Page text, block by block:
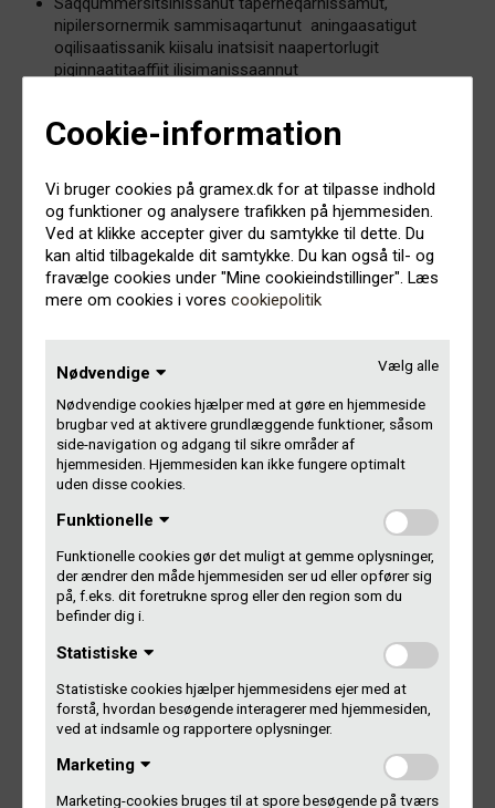
Cookie-information
Vi bruger cookies på gramex.dk for at tilpasse indhold
og funktioner og analysere trafikken på hjemmesiden.
Ved at klikke accepter giver du samtykke til dette. Du
kan altid tilbagekalde dit samtykke. Du kan også til- og
fravælge cookies under "Mine cookieindstillinger". Læs
mere om cookies i vores cookiepolitik
Vælg alle
Nødvendige
Nødvendige cookies hjælper med at gøre en hjemmeside
brugbar ved at aktivere grundlæggende funktioner, såsom
side-navigation og adgang til sikre områder af
hjemmesiden. Hjemmesiden kan ikke fungere optimalt
uden disse cookies.
Funktionelle
Funktionelle cookies gør det muligt at gemme oplysninger,
der ændrer den måde hjemmesiden ser ud eller opfører sig
på, f.eks. dit foretrukne sprog eller den region som du
befinder dig i.
Statistiske
Statistiske cookies hjælper hjemmesidens ejer med at
forstå, hvordan besøgende interagerer med hjemmesiden,
ved at indsamle og rapportere oplysninger.
Marketing
Marketing-cookies bruges til at spore besøgende på tværs
nipilersornermik sammisaqartunut aningaasatigut
oqilisaatissanik kiisalu inatsisit naapertorlugit
piginnaatitaaffiit ilisimanissaannut
Ileqquussarpoq, qinnuteqarnissaq martsip qeqqata
missaanut killeqartartoq. Ulloq killeqarfiusoq, ukiut tamaasa
kalaallit aviisiini tamani erseqqissaatigineqartarpoq,
aammalu Gramex-ip nittartagaani.
Malugiuk
Ukiumut ataasiaannarluni qinnuteqaatit suliarineqartarput.
Qinnuteqaatinut tigusimasatsinnut akissutit majip
ilimagisariaqassapput. .
Taperneqaruit/ssi, tapisiaq ukiup piffippit iluani
atorneqassaaq. Taamaattoqanngippat tapisiaq
atorunnaarsinneqassaaq, aningaasallu puljemut
utertinneqassallutik allanut iluaqutissanngorlugit. Tapisiap
annertussusia SKATimut nalunaarutigineqassaaq inuttut
mormuit ataani (CPR-nr.)
Taperneqarnissamut qinnuteqarit